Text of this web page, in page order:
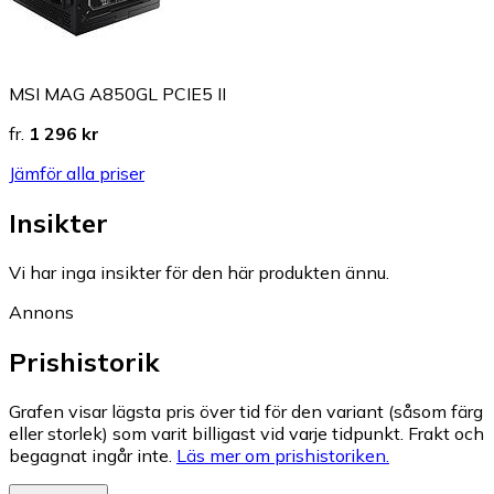
MSI MAG A850GL PCIE5 II
fr. 1 296 kr
Jämför alla priser
Insikter
Vi har inga insikter för den här produkten ännu.
Annons
Prishistorik
Grafen visar lägsta pris över tid för den variant (såsom färg
eller storlek) som varit billigast vid varje tidpunkt. Frakt och
begagnat ingår inte. Läs mer om prishistoriken.